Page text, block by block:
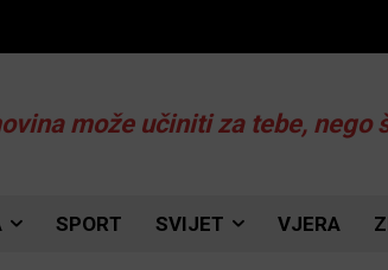
može učiniti za tebe, nego
SPORT SVIJET VJERA